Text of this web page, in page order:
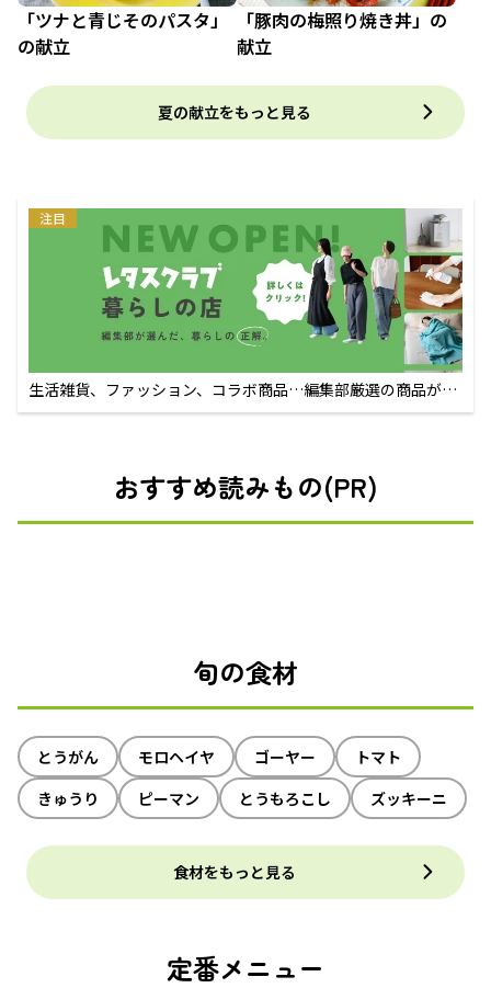
「ツナと青じそのパスタ」
の献立
「豚肉の梅照り焼き丼」の
献立
夏の献立をもっと見る
注目
生活雑貨、ファッション、コラボ商品…編集部厳選の商品が買
えるECサイト
おすすめ読みもの(PR)
旬の食材
とうがん モロヘイヤ ゴーヤー
トマト
きゅうり
ピーマン とうもろこし ズッキーニ
食材をもっと見る
定番メニュー